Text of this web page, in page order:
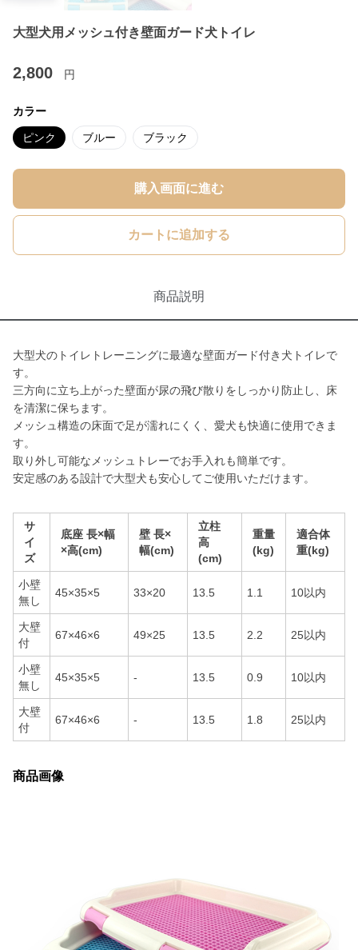
大型犬用メッシュ付き壁面ガード犬トイレ
2,800 円
カラー
ピンク ブルー ブラック
購入画面に進む
カートに追加する
商品説明
大型犬のトイレトレーニングに最適な壁面ガード付き犬トイレで
す。
三方向に立ち上がった壁面が尿の飛び散りをしっかり防止し、床
を清潔に保ちます。
メッシュ構造の床面で足が濡れにくく、愛犬も快適に使用できま
す。
取り外し可能なメッシュトレーでお手入れも簡単です。
安定感のある設計で大型犬も安心してご使用いただけます。
サ
イ
ズ
底座 長×幅
×高(cm)
壁 長×
幅(cm)
立柱
高
(cm)
重量
(kg)
適合体
重(kg)
小壁
無し
45×35×5 33×20 13.5 1.1 10以内
大壁
付
67×46×6 49×25 13.5 2.2 25以内
小壁
無し
45×35×5 - 13.5 0.9 10以内
大壁
付
67×46×6 - 13.5 1.8 25以内
商品画像